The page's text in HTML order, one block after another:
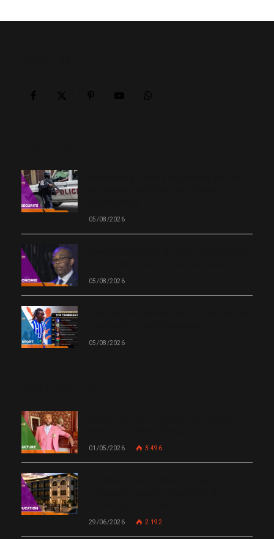
05/08/2026
05/08/2026
05/08/2026
01/05/2026 3 496
29/06/2026 2 192